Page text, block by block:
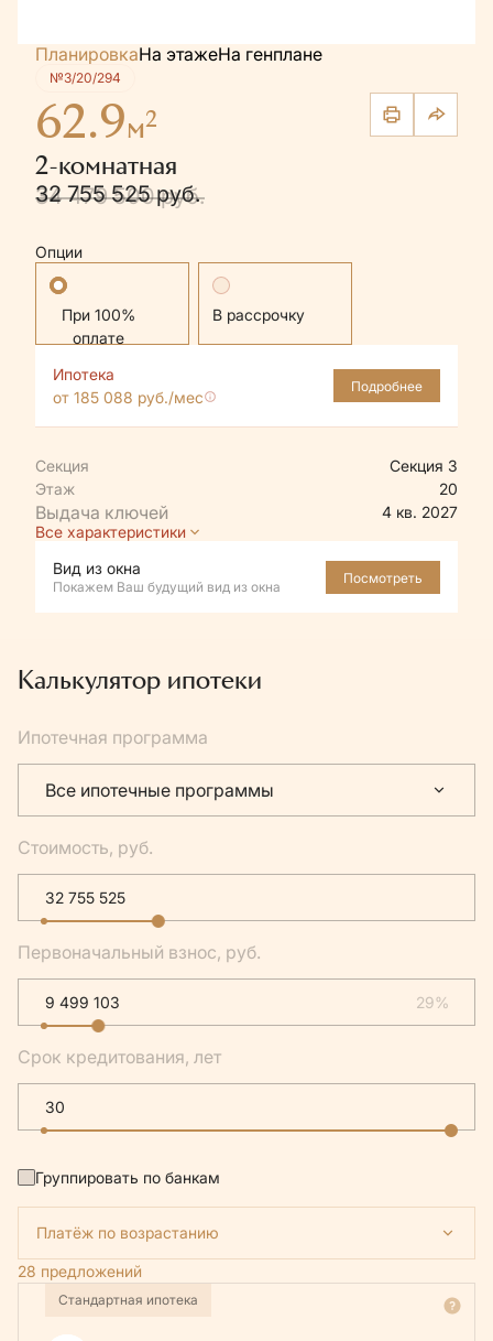
ПланировкаНа этажеНа генплане
№3/20/294
62.9м2
2-комнатная
34 479 500 руб.
32 755 525 руб.
Опции
Стандартная В рассрочку
Ипотека
от 185 088 руб./мес
Подробнее
Секция
Секция 3
Этаж
20
4 кв. 2027
Все характеристики
Вид из окна
Покажем Ваш будущий вид из окна
Посмотреть
Калькулятор ипотеки
Ипотечная программа
Все ипотечные программы
Стоимость, руб.
Первоначальный взнос, руб.
29%
Срок кредитования, лет
Группировать по банкам
Платёж по возрастанию
28 предложений
Стандартная ипотека